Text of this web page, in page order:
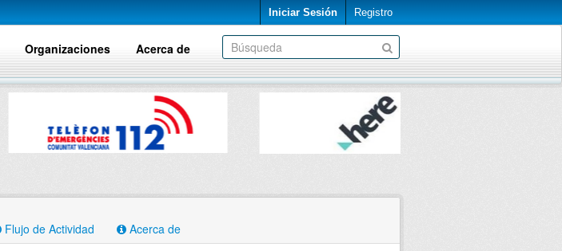
Iniciar Sesión Registro
Organizaciones Acerca de
Flujo de Actividad Acerca de